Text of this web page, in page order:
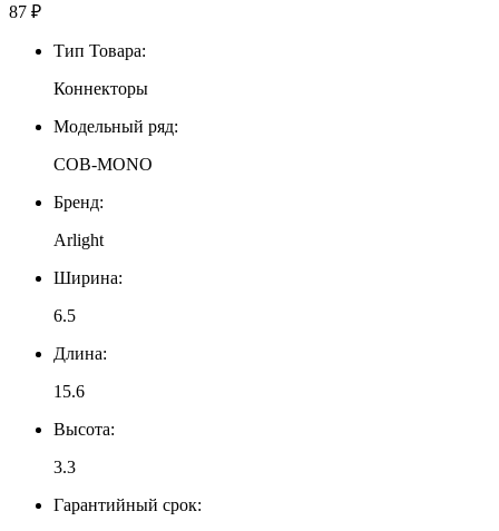
87 ₽
Тип Товара:
Коннекторы
Модельный ряд:
COB-MONO
Бренд:
Arlight
Ширина:
6.5
Длина:
15.6
Высота:
3.3
Гарантийный срок: